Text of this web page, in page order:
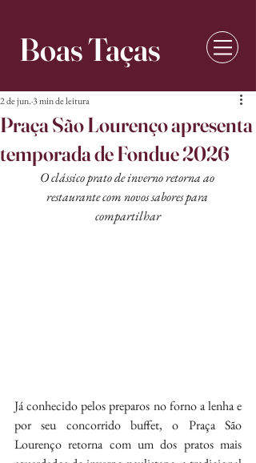
Boas Taças
Praça São Lourenço apresenta
temporada de Fondue 2026
2 de jun.3 min de leitura
O clássico prato de inverno retorna ao
restaurante com novos sabores para
compartilhar
Já conhecido pelos preparos no forno a lenha e
por seu concorrido buffet, o Praça São
Lourenço retorna com um dos pratos mais